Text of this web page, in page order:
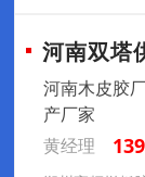
河南双塔
河南木皮胶
产厂家
黄经理